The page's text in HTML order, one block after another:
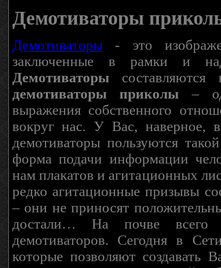
Демотиваторы
Демотиваторы- это
заключенные в рамки и
Демотиваторы составляются
демотиваторы приколы –
выражения собственного
вокруг нас. У Вас, наверное,
демотиваторы пользуются
форма подачи информации
нам плакатов и агитационных
редко агитационные призывы
– они не приносят
достали… На почве всего
демотиваторов. Сегодня в
которые позволяют создавать